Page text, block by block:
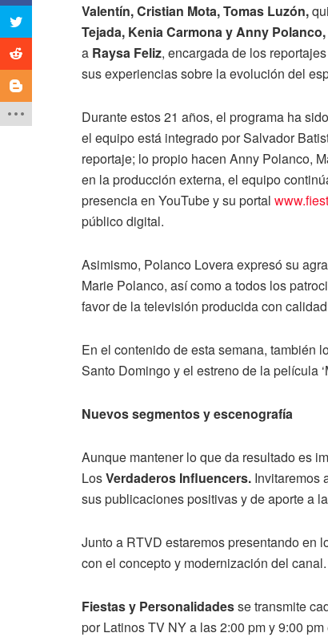
Valentín, Cristian Mota, Tomas Luzón,
Tejada, Kenia Carmona y Anny Polanco,
a Raysa Feliz, encargada de los
sus experiencias sobre la evolución del
Durante estos 21 años, el programa ha
el equipo está integrado por Salvador
reportaje; lo propio hacen Anny Polanco,
en la producción externa, el equipo
presencia en YouTube y su portal
público digital.
Asimismo, Polanco Lovera expresó su
Marie Polanco, así como a todos los
favor de la televisión producida con
En el contenido de esta semana, también
Santo Domingo y el estreno de la película
Nuevos segmentos y escenografía
Aunque mantener lo que da resultado es
LosVerdaderos Influencers. Invitaremos
sus publicaciones positivas y de aporte a
Junto a RTVD estaremos presentando en
con el concepto y modernización del canal.
Fiestas y Personalidadesse transmite
por Latinos TV NY a las 2:00 pm y 9:00